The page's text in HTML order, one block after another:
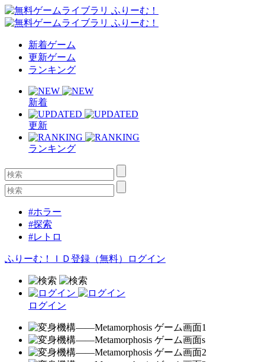
新着ゲーム
更新ゲーム
ランキング
新着
更新
ランキング
#ホラー
#探索
#レトロ
ふりーむ！ＩＤ登録（無料） ログイン
ログイン